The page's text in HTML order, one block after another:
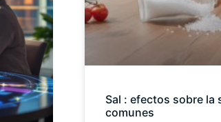
Sal : efectos sobre la
comunes